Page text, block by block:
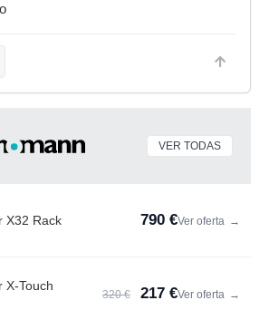
VER TODAS
X32 Rack 790 €Ver oferta →
X-Touch
320 € 217 €Ver oferta →